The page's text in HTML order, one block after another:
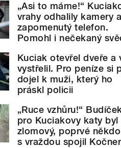
„Asi to máme!“
vrahy odhalily kamery a
zapomenutý telefon.
Pomohl i nečekaný
Kuciak otevřel dveře a
vystřelil. Pro peníze si
dojel k muži, který ho
práskl policii
„Ruce vzhůru!“
pro Kuciakovy katy byl
zlomový, poprvé někdo
s vraždou spojil